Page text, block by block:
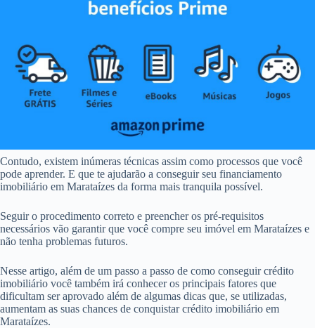
Contudo, existem inúmeras técnicas assim como processos que você
pode aprender. E que te ajudarão a conseguir seu financiamento
imobiliário em Marataízes da forma mais tranquila possível.
Seguir o procedimento correto e preencher os pré-requisitos
necessários vão garantir que você compre seu imóvel em Marataízes e
não tenha problemas futuros.
Nesse artigo, além de um passo a passo de como conseguir crédito
imobiliário você também irá conhecer os principais fatores que
dificultam ser aprovado além de algumas dicas que, se utilizadas,
aumentam as suas chances de conquistar crédito imobiliário em
Marataízes.